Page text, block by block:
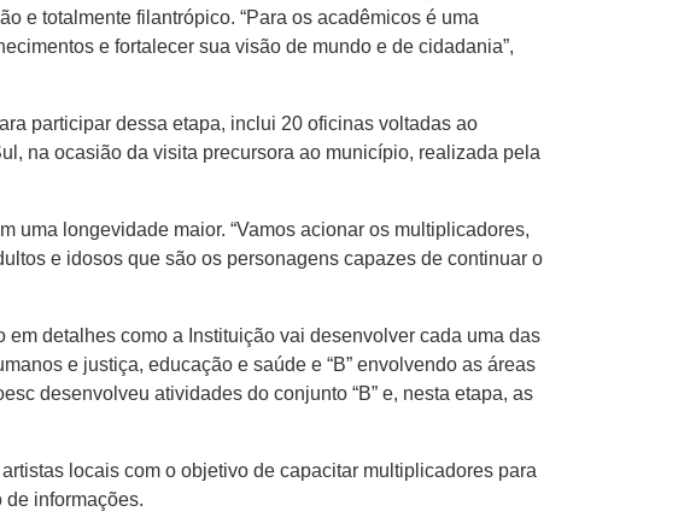
e totalmente filantrópico. “Para os acadêmicos é uma
e fortalecer sua visão de mundo e de cidadania”,
participar dessa etapa, inclui 20 oficinas voltadas ao
na ocasião da visita precursora ao município, realizada pela
uma longevidade maior. “Vamos acionar os multiplicadores,
e idosos que são os personagens capazes de continuar o
detalhes como a Instituição vai desenvolver cada uma das
e justiça, educação e saúde e “B” envolvendo as áreas
desenvolveu atividades do conjunto “B” e, nesta etapa, as
locais com o objetivo de capacitar multiplicadores para
informações.